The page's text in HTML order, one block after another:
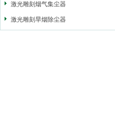
激光雕刻烟气集尘器
激光雕刻旱烟除尘器